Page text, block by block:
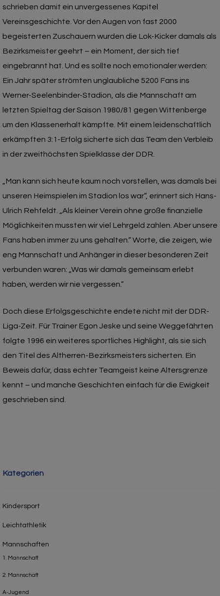
schrieben damit ein unvergessenes Kapitel
Vereinsgeschichte. Vor den Augen von fast 2000
begeisterten Zuschauern wurden die Lok-Kicker damals als
Bezirksmeister geehrt – ein Moment, der sich tief
eingebrannt hat. Und es sollte noch emotionaler werden:
Ein Jahr später strömten unglaubliche 5200 Fans ins
Werner-Seelenbinder-Stadion, als die Mannschaft am
letzten Spieltag der Saison 1980/81 gegen Wittenberge
um den Klassenerhalt kämpfte. Mit einem leidenschaftlich
erkämpften 3:1-Erfolg sicherte sich das Team den Verbleib
in der zweithöchsten Spielklasse der DDR.
„Man kann sich heute kaum noch vorstellen, was damals bei
unseren Heimspielen im Stadion los war“, erinnert sich Hans-
Ulrich Rehfeldt. „Als kleiner Verein ohne große finanzielle
Möglichkeiten mussten wir viel Lehrgeld zahlen. Aber unsere
Fans haben immer zu uns gehalten.“ Worte, die zeigen, wie
eng Mannschaft und Anhänger in dieser besonderen Zeit
verbunden waren: „Was wir damals gemeinsam erlebt
haben, werden wir nie vergessen.“
Doch diese Erfolgsgeschichte endete nicht mit der DDR-
Liga-Zeit. Für Trainer Egon Jeske und seine Weggefährten
folgte 1996 ein weiteres sportliches Highlight, als sie sich
den Titel des Altherren-Bezirksmeisters sicherten. Ein
Beweis dafür, dass echter Teamgeist keine Altersgrenze
kennt – und manche Geschichten einfach für die Ewigkeit
geschrieben sind.
Kategorien
Kindersport
Leichtathletik
Mannschaften
1. Mannschaft
2. Mannschaft
A-Jugend